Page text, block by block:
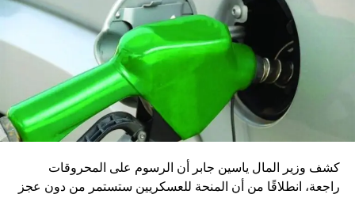
كشف وزير المال ياسين جابر أن الرسوم على المحروقات
راجعة، انطلاقًا من أن المنحة للعسكريين ستستمر من دون عجز